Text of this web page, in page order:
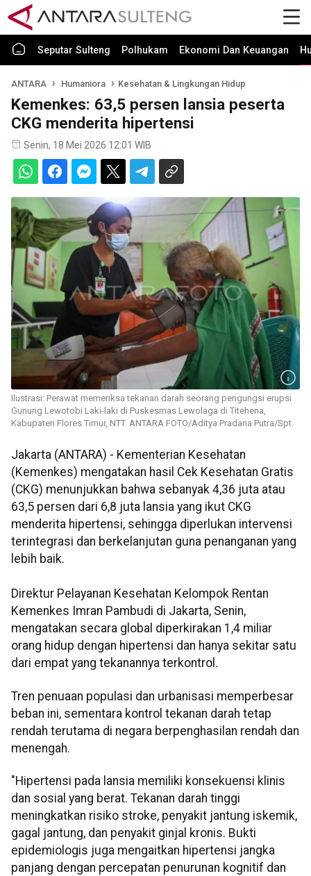
Seputar Sulteng Polhukam Ekonomi Dan Keuangan
ANTARA Humaniora Kesehatan & Lingkungan Hidup
Kemenkes: 63,5 persen lansia peserta
CKG menderita hipertensi
Senin, 18 Mei 2026 12:01 WIB
Ilustrasi: Perawat memeriksa tekanan darah seorang pengungsi erupsi
Gunung Lewotobi Laki-laki di Puskesmas Lewolaga di Titehena,
Kabupaten Flores Timur, NTT. ANTARA FOTO/Aditya Pradana Putra/Spt.
Jakarta (ANTARA) - Kementerian Kesehatan
(Kemenkes) mengatakan hasil Cek Kesehatan Gratis
(CKG) menunjukkan bahwa sebanyak 4,36 juta atau
63,5 persen dari 6,8 juta lansia yang ikut CKG
menderita hipertensi, sehingga diperlukan intervensi
terintegrasi dan berkelanjutan guna penanganan yang
lebih baik.
Direktur Pelayanan Kesehatan Kelompok Rentan
Kemenkes Imran Pambudi di Jakarta, Senin,
mengatakan secara global diperkirakan 1,4 miliar
orang hidup dengan hipertensi dan hanya sekitar satu
dari empat yang tekanannya terkontrol.
Tren penuaan populasi dan urbanisasi memperbesar
beban ini, sementara kontrol tekanan darah tetap
rendah terutama di negara berpenghasilan rendah dan
menengah.
"Hipertensi pada lansia memiliki konsekuensi klinis
dan sosial yang berat. Tekanan darah tinggi
meningkatkan risiko stroke, penyakit jantung iskemik,
gagal jantung, dan penyakit ginjal kronis. Bukti
epidemiologis juga mengaitkan hipertensi jangka
panjang dengan percepatan penurunan kognitif dan